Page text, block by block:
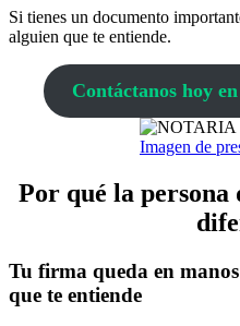
Si tienes un documento
alguien que te entiende.
Contáctanos hoy
Imagen de
Por qué la persona
Tu firma queda en
que te entiende